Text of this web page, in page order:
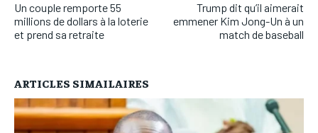
Un couple remporte 55
millions de dollars à la loterie
et prend sa retraite
Trump dit qu’il aimerait
emmener Kim Jong-Un à un
match de baseball
ARTICLES SIMAILAIRES